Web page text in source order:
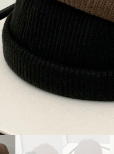
slide